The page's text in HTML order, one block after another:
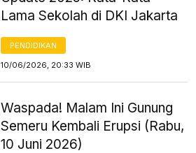
Lama Sekolah di DKI Jakarta
PENDIDIKAN
10/06/2026, 20:33 WIB
Waspada! Malam Ini Gunung
Semeru Kembali Erupsi (Rabu,
10 Juni 2026)